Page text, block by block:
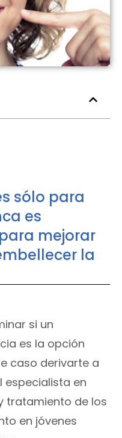
sólo para
es
mejorar
la
si un
es la opción
caso derivarte a
especialista en
tratamiento de los
en jóvenes